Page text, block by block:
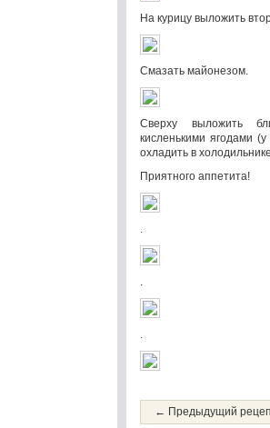
На курицу выложить
Смазать майонезом.
Сверху выложить
кисленькими ягодами
охладить в
Приятного аппетита!
.
.
.
← Предыдущий